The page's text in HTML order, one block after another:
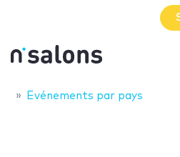
Evénements par pays